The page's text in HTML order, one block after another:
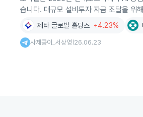
습니다. 대규모 설비투자 자금 조달을 위
제타 글로벌 홀딩스 +4.23%
사제콩이_서상영 26.06.23